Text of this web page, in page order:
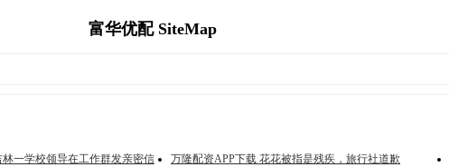
富华优配 SiteMap
一学校领导在工作群发亲密信
万隆配资APP下载 花花被指是残疾，旅行社道歉